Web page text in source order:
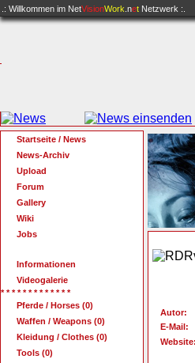
.: Willkommen im NetVisionWork .netNetzwerk :.
Startseite / News
News-Archiv
Upload
Forum
Gallery
Wiki
Jobs
Informationen
Videogalerie
* * * * * * * * * * * * *
Pferde / Horses (0)
Waffen / Weapons (0)
Kleidung / Clothes (0)
Tools (0)
Autor:
E-Mail:
Website: